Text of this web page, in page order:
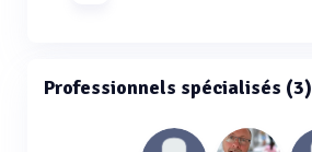
Professionnels spécialisés (3)